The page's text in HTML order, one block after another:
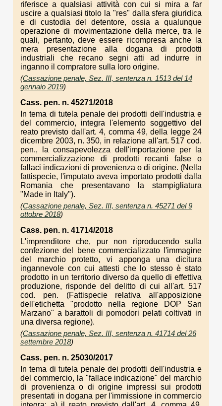
riferisce a qualsiasi attività con cui si mira a far
uscire a qualsiasi titolo la "res" dalla sfera giuridica
e di custodia del detentore, ossia a qualunque
operazione di movimentazione della merce, tra le
quali, pertanto, deve essere ricompresa anche la
mera presentazione alla dogana di prodotti
industriali che recano segni atti ad indurre in
inganno il compratore sulla loro origine.
(Cassazione penale, Sez. III, sentenza n. 1513 del 14
gennaio 2019)
Cass. pen. n. 45271/2018
In tema di tutela penale dei prodotti dell'industria e
del commercio, integra l'elemento soggettivo del
reato previsto dall'art. 4, comma 49, della legge 24
dicembre 2003, n. 350, in relazione all'art. 517 cod.
pen., la consapevolezza dell'importazione per la
commercializzazione di prodotti recanti false o
fallaci indicazioni di provenienza o di origine. (Nella
fattispecie, l'imputato aveva importato prodotti dalla
Romania che presentavano la stampigliatura
"Made in Italy").
(Cassazione penale, Sez. III, sentenza n. 45271 del 9
ottobre 2018)
Cass. pen. n. 41714/2018
L'imprenditore che, pur non riproducendo sulla
confezione del bene commercializzato l'immagine
del marchio protetto, vi apponga una dicitura
ingannevole con cui attesti che lo stesso è stato
prodotto in un territorio diverso da quello di effettiva
produzione, risponde del delitto di cui all'art. 517
cod. pen. (Fattispecie relativa all'apposizione
dell'etichetta "prodotto nella regione DOP San
Marzano" a barattoli di pomodori pelati coltivati in
una diversa regione).
(Cassazione penale, Sez. III, sentenza n. 41714 del 26
settembre 2018)
Cass. pen. n. 25030/2017
In tema di tutela penale dei prodotti dell'industria e
del commercio, la "fallace indicazione" del marchio
di provenienza o di origine impressi sui prodotti
presentati in dogana per l'immissione in commercio